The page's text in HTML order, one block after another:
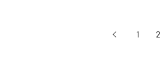
‹前へ 1 2